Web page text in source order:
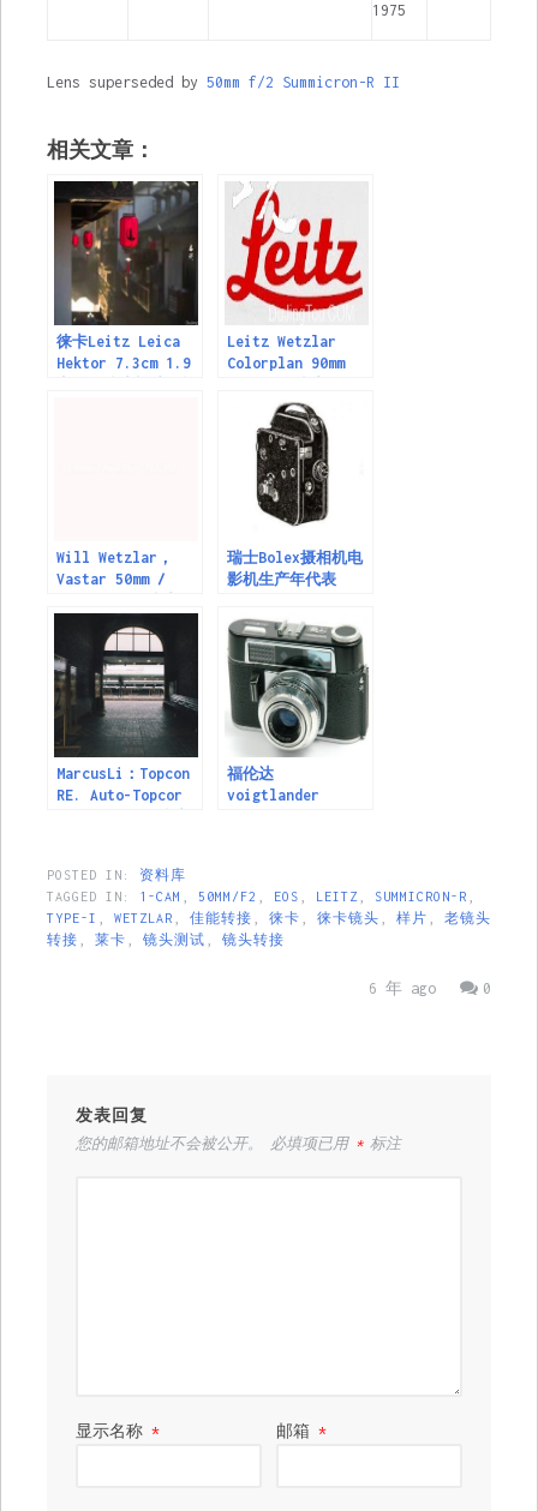
1975
Lens superseded by 50mm f/2 Summicron-R II
相关文章：
徕卡Leitz Leica
Hektor 7.3cm 1.9
Leitz Wetzlar
Colorplan 90mm
Will Wetzlar，
Vastar 50mm /
瑞士Bolex摄相机电
影机生产年代表
MarcusLi：Topcon
RE. Auto-Topcor
福伦达
voigtlander
POSTED IN: 资料库
TAGGED IN: 1-CAM 50MM/F2 EOS LEITZ SUMMICRON-R
TYPE-I
WETZLAR 佳能转接 徕卡 徕卡镜头 样片
老镜头
转接
莱卡 镜头测试 镜头转接
0
6 年 ago
发表回复
您的邮箱地址不会被公开。 必填项已用 *标注
显示名称 * 邮箱*